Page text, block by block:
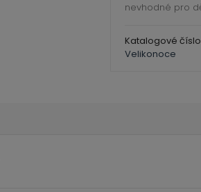
nevhodné pro
Katalogové
Velikonoce